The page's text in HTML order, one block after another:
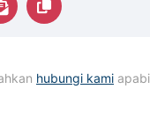
hubungi kami